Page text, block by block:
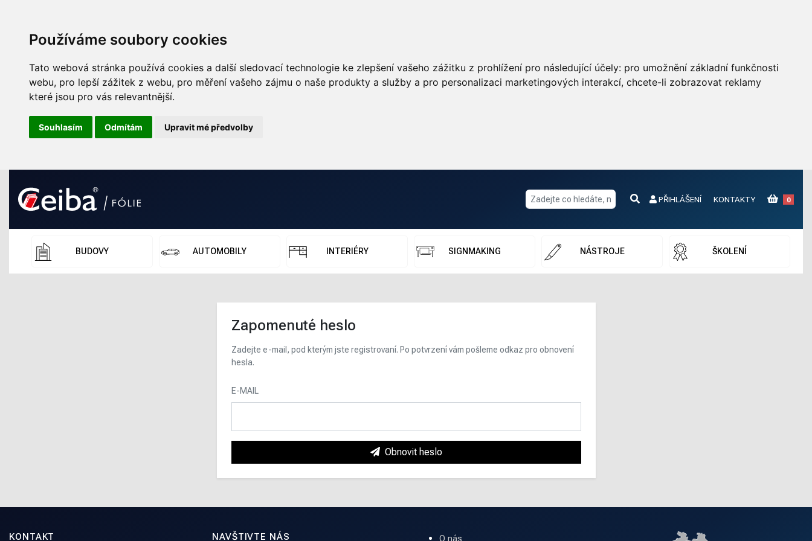
Používáme soubory cookies
Tato webová stránka používá cookies a další sledovací technologie ke zlepšení vašeho zážitku z prohlížení pro následující účely: pro umožnění základní funkčnosti
webu, pro lepší zážitek z webu, pro měření vašeho zájmu o naše produkty a služby a pro personalizaci marketingových interakcí, chcete-li zobrazovat reklamy
které jsou pro vás relevantnější.
Souhlasím Odmítám Upravit mé předvolby
PŘIHLÁŠENÍ KONTAKTY 0
BUDOVY AUTOMOBILY INTERIÉRY SIGNMAKING NÁSTROJE ŠKOLENÍ
Zapomenuté heslo
Zadejte e-mail, pod kterým jste registrovaní. Po potvrzení vám pošleme odkaz pro obnovení
hesla.
E-MAIL
Obnovit heslo
KONTAKT NAVŠTIVTE NÁS O nás